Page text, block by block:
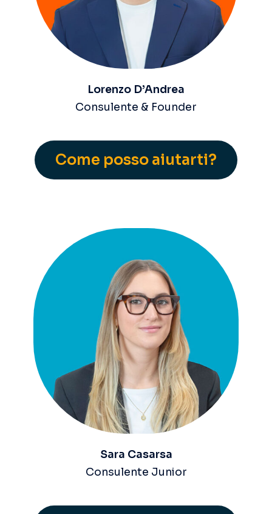
Lorenzo D’Andrea
Consulente & Founder
Come posso aiutarti?
Sara Casarsa
Consulente Junior